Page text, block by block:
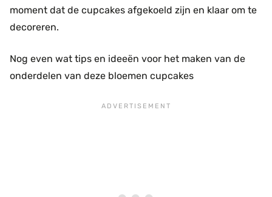
moment dat de cupcakes afgekoeld zijn en klaar om te
decoreren.
Nog even wat tips en ideeën voor het maken van de
onderdelen van deze bloemen cupcakes